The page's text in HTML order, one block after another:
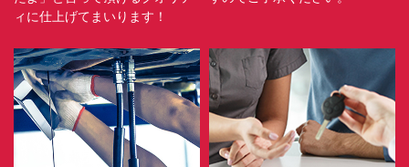
ィに仕上げてまいります！